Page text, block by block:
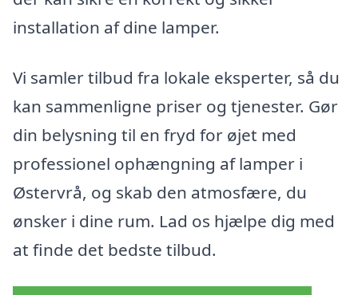
installation af dine lamper.
Vi samler tilbud fra lokale eksperter, så du
kan sammenligne priser og tjenester. Gør
din belysning til en fryd for øjet med
professionel ophængning af lamper i
Østervrå, og skab den atmosfære, du
ønsker i dine rum. Lad os hjælpe dig med
at finde det bedste tilbud.